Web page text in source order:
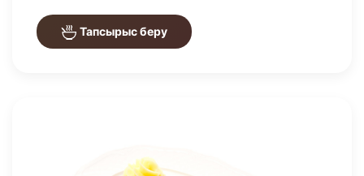
Тапсырыс беру